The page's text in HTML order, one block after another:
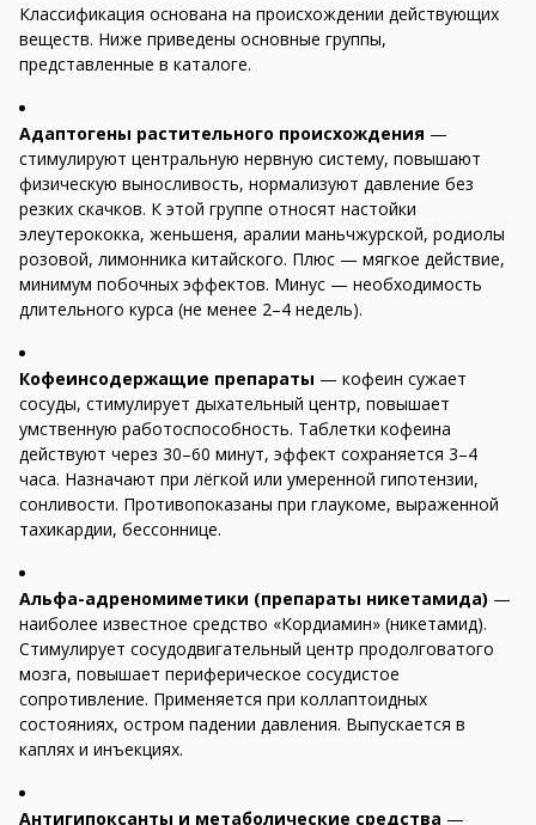
Классификация основана на происхождении действующих
веществ. Ниже приведены основные группы,
представленные в каталоге.
Адаптогены растительного происхождения —
стимулируют центральную нервную систему, повышают
физическую выносливость, нормализуют давление без
резких скачков. К этой группе относят настойки
элеутерококка, женьшеня, аралии маньчжурской, родиолы
розовой, лимонника китайского. Плюс — мягкое действие,
минимум побочных эффектов. Минус — необходимость
длительного курса (не менее 2–4 недель).
Кофеинсодержащие препараты — кофеин сужает
сосуды, стимулирует дыхательный центр, повышает
умственную работоспособность. Таблетки кофеина
действуют через 30–60 минут, эффект сохраняется 3–4
часа. Назначают при лёгкой или умеренной гипотензии,
сонливости. Противопоказаны при глаукоме, выраженной
тахикардии, бессоннице.
Альфа-адреномиметики (препараты никетамида) —
наиболее известное средство «Кордиамин» (никетамид).
Стимулирует сосудодвигательный центр продолговатого
мозга, повышает периферическое сосудистое
сопротивление. Применяется при коллаптоидных
состояниях, остром падении давления. Выпускается в
каплях и инъекциях.
Антигипоксанты и метаболические средства —